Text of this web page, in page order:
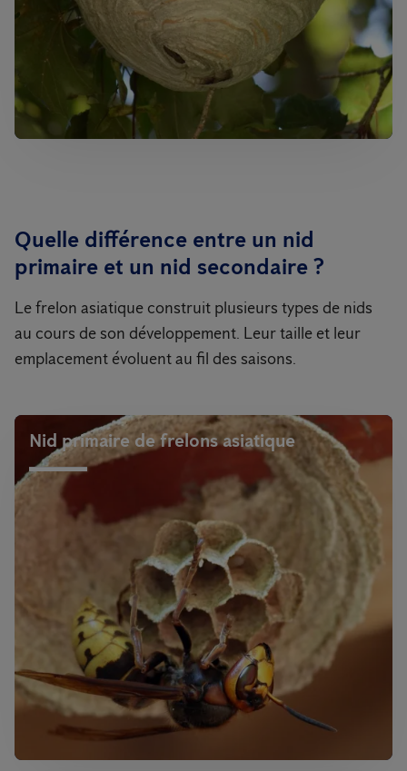
Quelle différence entre un nid
primaire et un nid secondaire ?
Le frelon asiatique construit plusieurs types de nids
au cours de son développement. Leur taille et leur
emplacement évoluent au fil des saisons.
Nid primaire de frelons asiatique